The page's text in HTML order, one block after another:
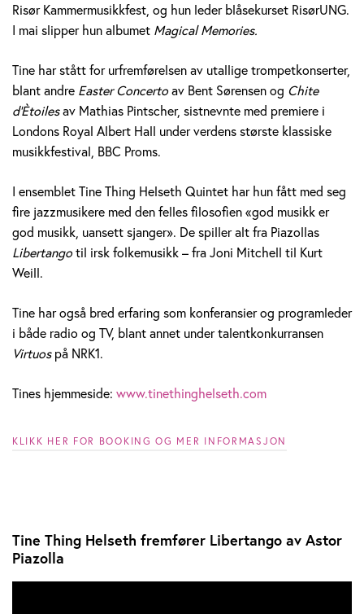
Risør Kammermusikkfest, og hun leder blåsekurset RisørUNG.
I mai slipper hun albumet Magical Memories.
Tine har stått for urfremførelsen av utallige trompetkonserter,
blant andre Easter Concertoav Bent Sørensen og Chite
d’Ètoilesav Mathias Pintscher, sistnevnte med premiere i
Londons Royal Albert Hall under verdens største klassiske
musikkfestival, BBC Proms.
I ensemblet Tine Thing Helseth Quintet har hun fått med seg
fire jazzmusikere med den felles filosofien «god musikk er
god musikk, uansett sjanger». De spiller alt fra Piazollas
Libertangotil irsk folkemusikk – fra Joni Mitchell til Kurt
Weill.
Tine har også bred erfaring som konferansier og programleder
i både radio og TV, blant annet under talentkonkurransen
Virtuospå NRK1.
Tines hjemmeside: www.tinethinghelseth.com
KLIKK HER FOR BOOKING OG MER INFORMASJON
Tine Thing Helseth fremfører Libertango av Astor
Piazolla